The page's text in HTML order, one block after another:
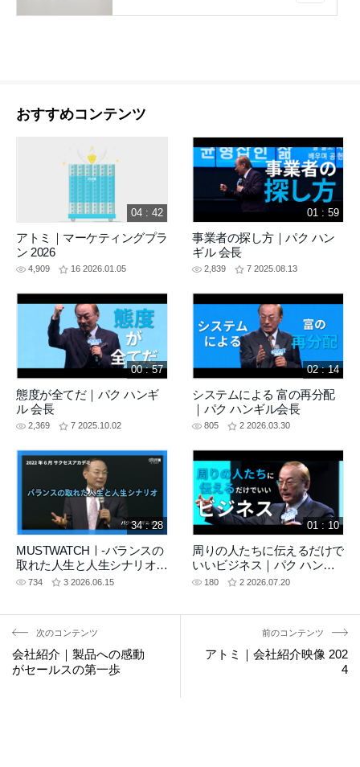
おすすめコンテンツ
アトミ｜マーケティングプラ
ン 2026
4,909 16 2026.01.05
04 : 42
事業者の探し方｜パク ハン
ギル 会長
2,839 7 2025.08.13
01 : 59
態度が全てだ｜パク ハンギ
ル 会長
2,369 7 2025.10.02
00 : 57
システムによる 富の再分配
｜パク ハンギル会長
805 2 2026.03.30
02 : 14
MUSTWATCHㅣ-バランスの
取れた人生と人生シナリオ
2022年6月 サクセスアカデミ
734 3 2026.06.15
34 : 28
周りの人たちに伝えるだけで
いいビジネス｜パク ハンギ
ル 会長
180 2 2026.07.20
01 : 10
次のコンテンツ
会社紹介｜製品への感動
がセールスの第一歩
前のコンテンツ
アトミ｜会社紹介映像 202
4